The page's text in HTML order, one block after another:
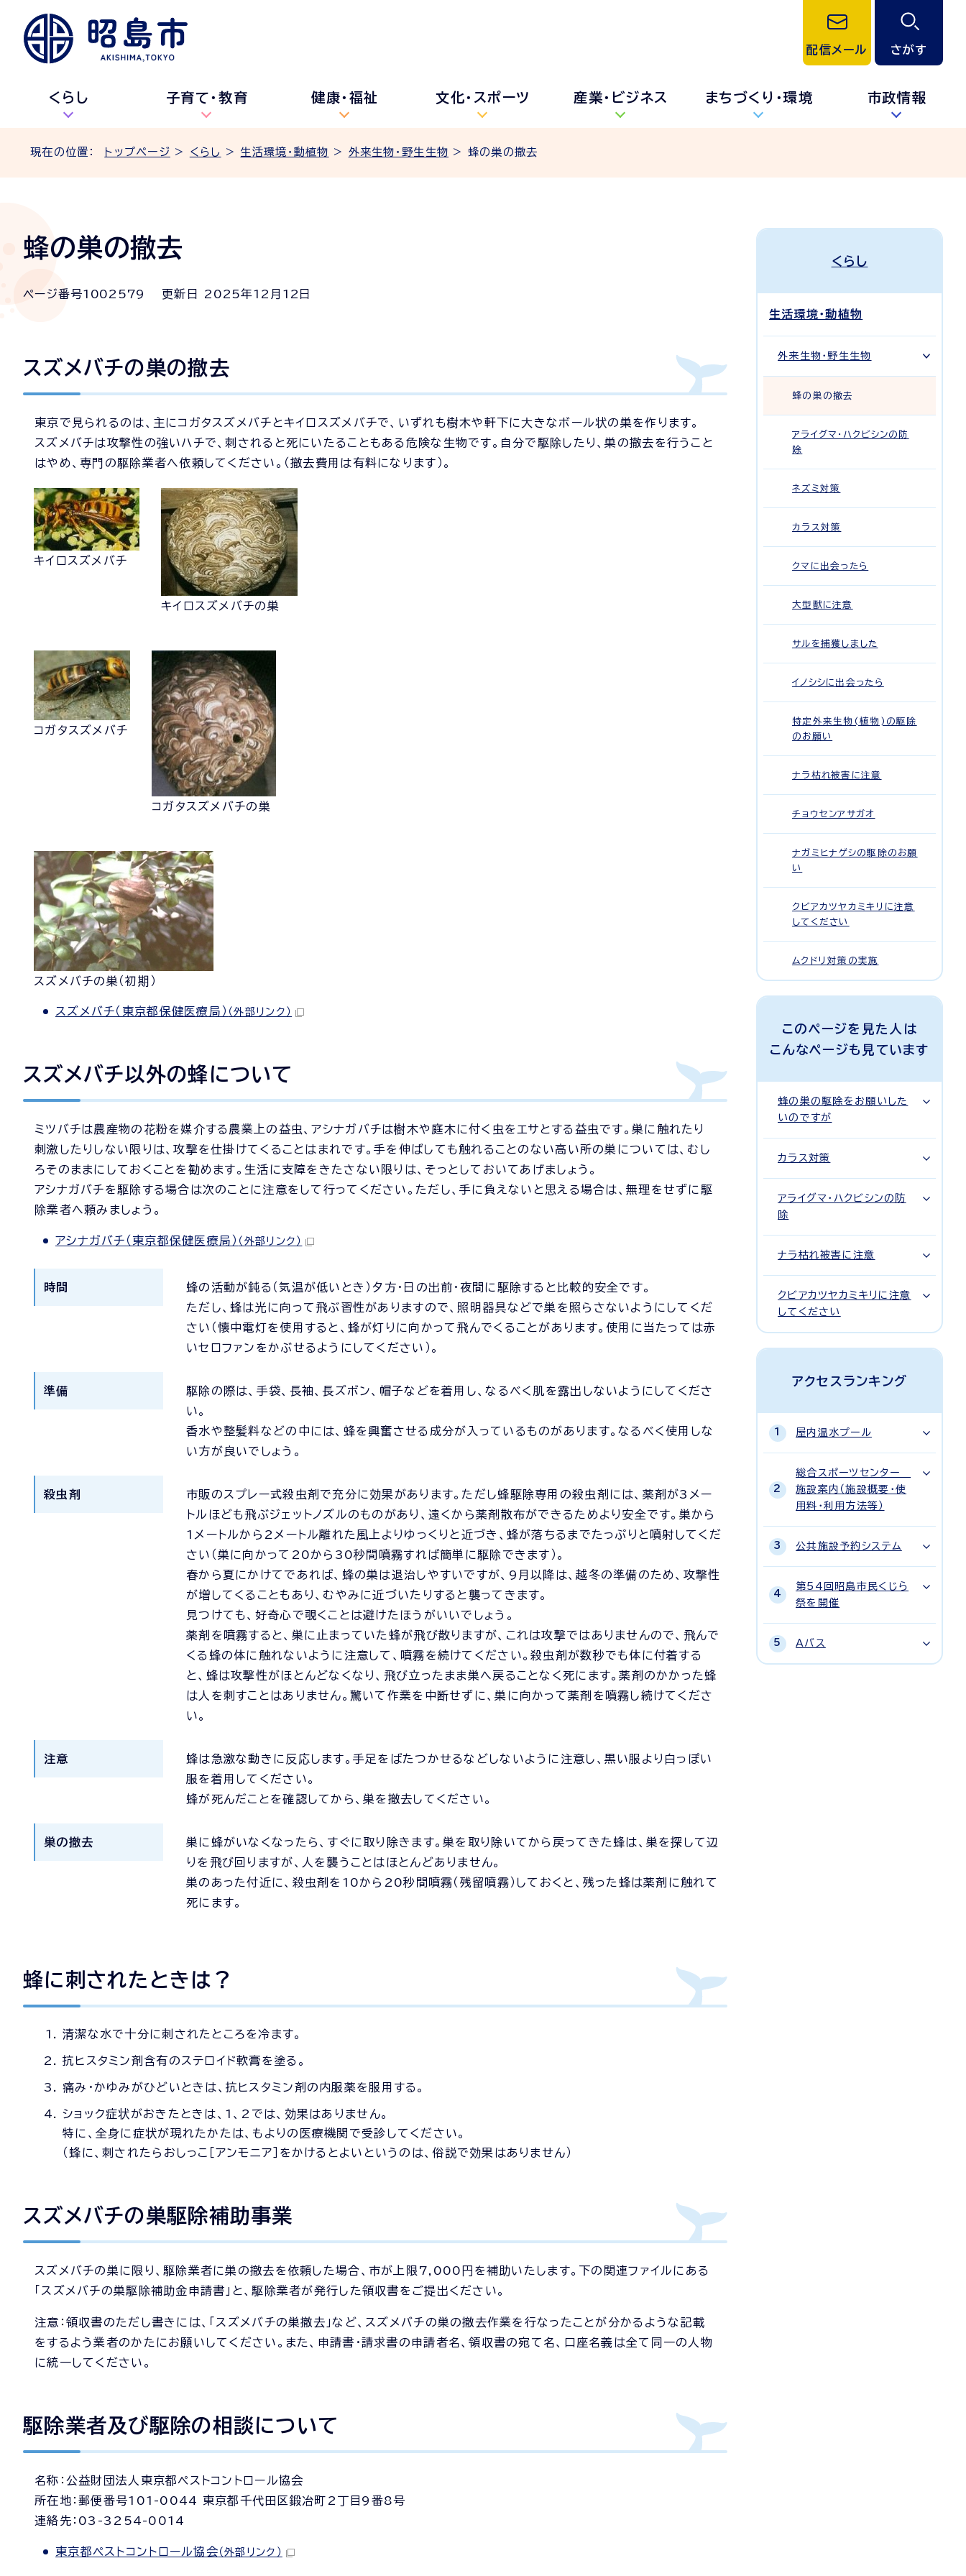
配信メール さがす
くらし 子育て・教育 健康・福祉 文化・スポーツ 産業・ビジネス まちづくり・環境 市政情報
現在の位置： トップページ > くらし > 生活環境・動植物 > 外来生物・野生生物 > 蜂の巣の撤去
蜂の巣の撤去
ページ番号1002579 更新日 2025年12 月 12 日
スズメバチの巣の撤去
東京で見られるのは、主にコガタスズメバチとキイロスズメバチで、いずれも樹木や軒下に大きなボール状の巣を作ります。
スズメバチは攻撃性の強いハチで、刺されると死にいたることもある危険な生物です。自分で駆除したり、巣の撤去を行うこと
はやめ、専門の駆除業者へ依頼してください。（撤去費用は有料になります）。
キイロスズメバチ
キイロスズメバチの巣
コガタスズメバチ
コガタスズメバチの巣
スズメバチの巣（初期）
スズメバチ（東京都保健医療局） （外部リンク）
スズメバチ以外の蜂について
ミツバチは農産物の花粉を媒介する農業上の益虫、アシナガバチは樹木や庭木に付く虫をエサとする益虫です。巣に触れたり
刺激したりしない限りは、攻撃を仕掛けてくることはまれです。手を伸ばしても触れることのない高い所の巣については、むし
ろそのままにしておくことを勧めます。生活に支障をきたさない限りは、そっとしておいてあげましょう。
アシナガバチを駆除する場合は次のことに注意をして行ってください。ただし、手に負えないと思える場合は、無理をせずに駆
除業者へ頼みましょう。
アシナガバチ（東京都保健医療局） （外部リンク）
時間
蜂の活動が鈍る（気温が低いとき）夕方・日の出前・夜間に駆除すると比較的安全です。
ただし、蜂は光に向って飛ぶ習性がありますので、照明器具などで巣を照らさないようにしてくだ
さい（懐中電灯を使用すると、蜂が灯りに向かって飛んでくることがあります。使用に当たっては赤
いセロファンをかぶせるようにしてください）。
準備
駆除の際は、手袋、長袖、長ズボン、帽子などを着用し、なるべく肌を露出しないようにしてくださ
い。
香水や整髪料などの中には、蜂を興奮させる成分が入っているものがあります。なるべく使用しな
い方が良いでしょう。
殺虫剤
市販のスプレー式殺虫剤で充分に効果があります。ただし蜂駆除専用の殺虫剤には、薬剤が3メー
トルほども飛ぶジェットノズルのものがあり、遠くから薬剤散布ができるためより安全です。巣から
1メートルから2メートル離れた風上よりゆっくりと近づき、蜂が落ちるまでたっぷりと噴射してくだ
さい（巣に向かって20から30秒間噴霧すれば簡単に駆除できます）。
春から夏にかけてであれば、蜂の巣は退治しやすいですが、9月以降は、越冬の準備のため、攻撃性
が増してくることもあり、むやみに近づいたりすると襲ってきます。
見つけても、好奇心で覗くことは避けたほうがいいでしょう。
薬剤を噴霧すると、巣に止まっていた蜂が飛び散りますが、これは攻撃ではありませんので、飛んで
くる蜂の体に触れないように注意して、噴霧を続けてください。殺虫剤が数秒でも体に付着する
と、蜂は攻撃性がほとんどなくなり、飛び立ったまま巣へ戻ることなく死にます。薬剤のかかった蜂
は人を刺すことはありません。驚いて作業を中断せずに、巣に向かって薬剤を噴霧し続けてくださ
い。
注意
蜂は急激な動きに反応します。手足をばたつかせるなどしないように注意し、黒い服より白っぽい
服を着用してください。
蜂が死んだことを確認してから、巣を撤去してください。
巣の撤去
巣に蜂がいなくなったら、すぐに取り除きます。巣を取り除いてから戻ってきた蜂は、巣を探して辺
りを飛び回りますが、人を襲うことはほとんどありません。
巣のあった付近に、殺虫剤を10から20秒間噴霧（残留噴霧）しておくと、残った蜂は薬剤に触れて
死にます。
蜂に刺されたときは？
清潔な水で十分に刺されたところを冷ます。
抗ヒスタミン剤含有のステロイド軟膏を塗る。
痛み・かゆみがひどいときは、抗ヒスタミン剤の内服薬を服用する。
ショック症状がおきたときは、1、2では、効果はありません。
特に、全身に症状が現れたかたは、もよりの医療機関で受診してください。
（蜂に、刺されたらおしっこ［アンモニア］をかけるとよいというのは、俗説で効果はありません）
スズメバチの巣駆除補助事業
スズメバチの巣に限り、駆除業者に巣の撤去を依頼した場合、市が上限7,000円を補助いたします。下の関連ファイルにある
「スズメバチの巣駆除補助金申請書」と、駆除業者が発行した領収書をご提出ください。
注意：領収書のただし書きには、「スズメバチの巣撤去」など、スズメバチの巣の撤去作業を行なったことが分かるような記載
をするよう業者のかたにお願いしてください。また、申請書・請求書の申請者名、領収書の宛て名、口座名義は全て同一の人物
に統一してください。
駆除業者及び駆除の相談について
名称：公益財団法人東京都ペストコントロール協会
所在地：郵便番号101-0044 東京都千代田区鍛冶町2丁目9番8号
連絡先：03-3254-0014
東京都ペストコントロール協会 （外部リンク）
くらし
生活環境・動植物
外来生物・野生生物
蜂の巣の撤去
アライグマ・ハクビシンの防
除
ネズミ対策
カラス対策
クマに出会ったら
大型獣に注意
サルを捕獲しました
イノシシに出会ったら
特定外来生物(植物)の駆除
のお願い
ナラ枯れ被害に注意
チョウセンアサガオ
ナガミヒナゲシの駆除のお願
い
クビアカツヤカミキリに注意
してください
ムクドリ対策の実施
このページを見た人は
こんなページも見ています
蜂の巣の駆除をお願いした
いのですが
カラス対策
アライグマ・ハクビシンの防
除
ナラ枯れ被害に注意
クビアカツヤカミキリに注意
してください
アクセスランキング
屋内温水プール
総合スポーツセンター
施設案内（施設概要・使
用料・利用方法等）
公共施設予約システム
第54回昭島市民くじら
祭を開催
Aバス